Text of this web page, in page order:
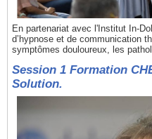
En partenariat avec l'Institut In-
d’hypnose et de communication
symptômes douloureux, les
Session 1 Formation
Solution.